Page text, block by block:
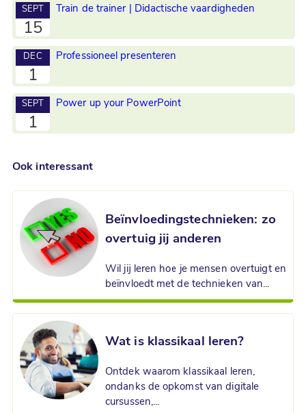
SEPT
15
Train de trainer | Didactische vaardigheden
DEC
1
Professioneel presenteren
SEPT
1
Power up your PowerPoint
Ook interessant
Beïnvloedingstechnieken: zo
overtuig jij anderen
Wil jij leren hoe je mensen overtuigt en
beïnvloedt met de technieken van...
Wat is klassikaal leren?
Ontdek waarom klassikaal leren,
ondanks de opkomst van digitale
cursussen,...